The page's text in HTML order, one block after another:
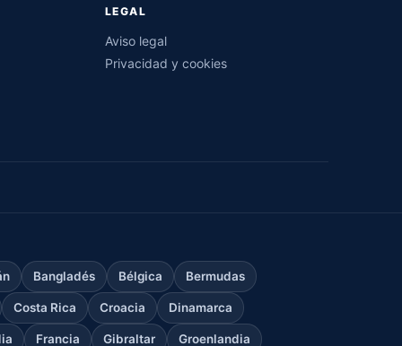
LEGAL
Aviso legal
Privacidad y cookies
Bangladés Bélgica Bermudas
Costa Rica Croacia Dinamarca
Francia Gibraltar Groenlandia